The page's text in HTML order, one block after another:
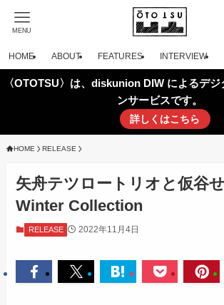
MENU
HOME ABOUT FEATURES INTERVIEW
〈OTOTSU〉は、diskunion DIW によるデジ
ンサービスです。
詳しくはこちら
HOME RELEASE
矢舟テツロートリオと仮谷
Winter Collection
RELEASE 2022年11月4日